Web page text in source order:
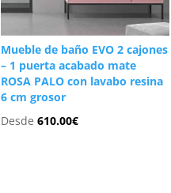
Mueble de baño EVO 2 cajones
– 1 puerta acabado mate
ROSA PALO con lavabo resina
6 cm grosor
Desde 610.00€